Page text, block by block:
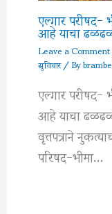
एल्गार
आहे याचा
Leave a Comment
सुविचार/ By
एल्गार
आहे याचा
वृत्तपत्राने
परिषद-भीमा…